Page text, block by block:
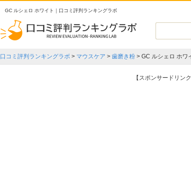
GC ルシェロ ホワイト｜口コミ評判ランキングラボ
口コミ評判ランキングラボ > マウスケア > 歯磨き粉 > GC ルシェロ ホワ
【スポンサードリンク